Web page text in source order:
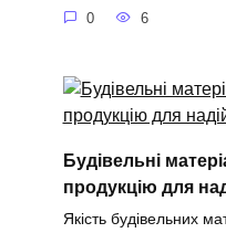
0 6
Будівельні
продукцію для
Якість будівельних